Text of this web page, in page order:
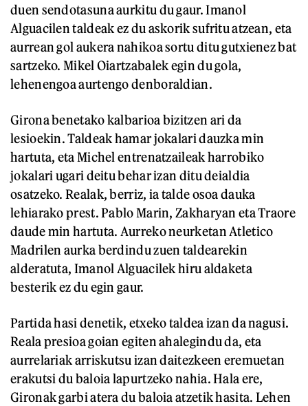
duen sendotasuna aurkitu du gaur. Imanol
Alguacilen taldeak ez du askorik sufritu atzean, eta
aurrean gol aukera nahikoa sortu ditu gutxienez bat
sartzeko. Mikel Oiartzabalek egin du gola,
lehenengoa aurtengo denboraldian.
Girona benetako kalbarioa bizitzen ari da
lesioekin. Taldeak hamar jokalari dauzka min
hartuta, eta Michel entrenatzaileak harrobiko
jokalari ugari deitu behar izan ditu deialdia
osatzeko. Realak, berriz, ia talde osoa dauka
lehiarako prest. Pablo Marin, Zakharyan eta Traore
daude min hartuta. Aurreko neurketan Atletico
Madrilen aurka berdindu zuen taldearekin
alderatuta, Imanol Alguacilek hiru aldaketa
besterik ez du egin gaur.
Partida hasi denetik, etxeko taldea izan da nagusi.
Reala presioa goian egiten ahalegindu da, eta
aurrelariak arriskutsu izan daitezkeen eremuetan
erakutsi du baloia lapurtzeko nahia. Hala ere,
Gironak garbi atera du baloia atzetik hasita. Lehen